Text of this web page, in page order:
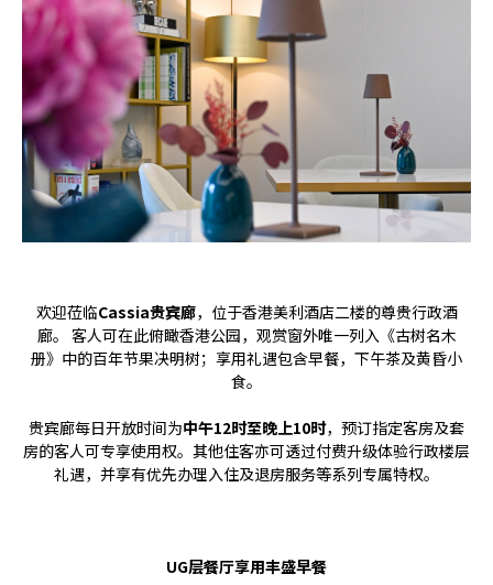
欢迎莅临Cassia贵宾廊，位于香港美利酒店二楼的尊贵行政酒
廊。 客人可在此俯瞰香港公园，观赏窗外唯一列入《古树名木
册》中的百年节果决明树；享用礼遇包含早餐，下午茶及黄昏小
食。
贵宾廊每日开放时间为中午12时至晚上10时，预订指定客房及套
房的客人可专享使用权。其他住客亦可透过付费升级体验行政楼层
礼遇，并享有优先办理入住及退房服务等系列专属特权。
UG层餐厅享用丰盛早餐